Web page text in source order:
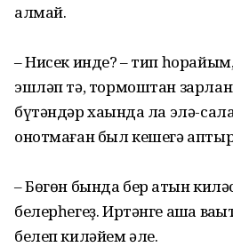
алмай.
– Нисек инде? – тип
эшләп тә, тормоштан
бүтәндәр хаҡында ла элә-
онотмаған был кешегә
– Бөгөн бында бер ҡатын
белерһегеҙ. Иртәнге ашҡа
белеп киләйем әле.